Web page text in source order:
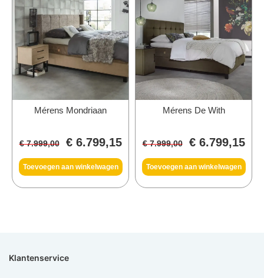
Mérens Mondriaan
€7.999,00 €6.799,15
Toevoegen aan winkelwagen
Mérens De With
€7.999,00 €6.799,15
Toevoegen aan winkelwagen
Klantenservice